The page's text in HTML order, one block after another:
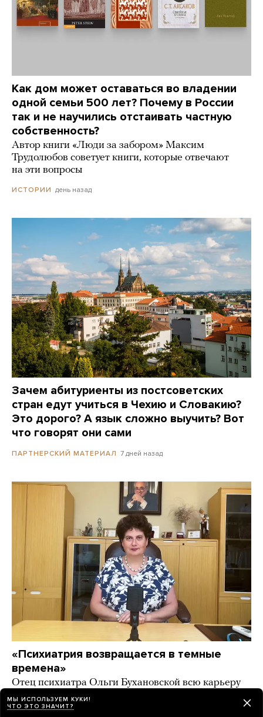
Как дом может оставаться во владении
одной семьи 500 лет? Почему в России
так и не научились отстаивать частную
собственность?
Автор книги «Люди за забором» Максим
Трудолюбов советует книги, которые отвечают
на эти вопросы
ИСТОРИИ день назад
Зачем абитуриенты из постсоветских
стран едут учиться в Чехию и Словакию?
Это дорого? А язык сложно выучить? Вот
что говорят они сами
ПАРТНЕРСКИЙ МАТЕРИАЛ 7 дней назад
«Психиатрия возвращается в темные
времена»
Отец психиатра Ольги Бухановской всю карьеру
боролся со стигматизацией транслюдей. А его
дочь призывает бороться с «эпидемией
МЫ ИСПОЛЬЗУЕМ КУКИ!
ЧТО ЭТО ЗНАЧИТ?